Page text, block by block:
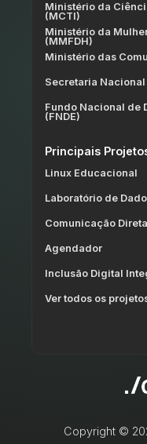
Ministério da
(MCTI)
Ministério da
(MMFDH)
Ministério das
Secretaria
Fundo Nacional de
(FNDE)
Principais
Linux Educacional
Laboratório de
Comunicação
Agendador
Inclusão Digital
Ver todos os
Copyright ©